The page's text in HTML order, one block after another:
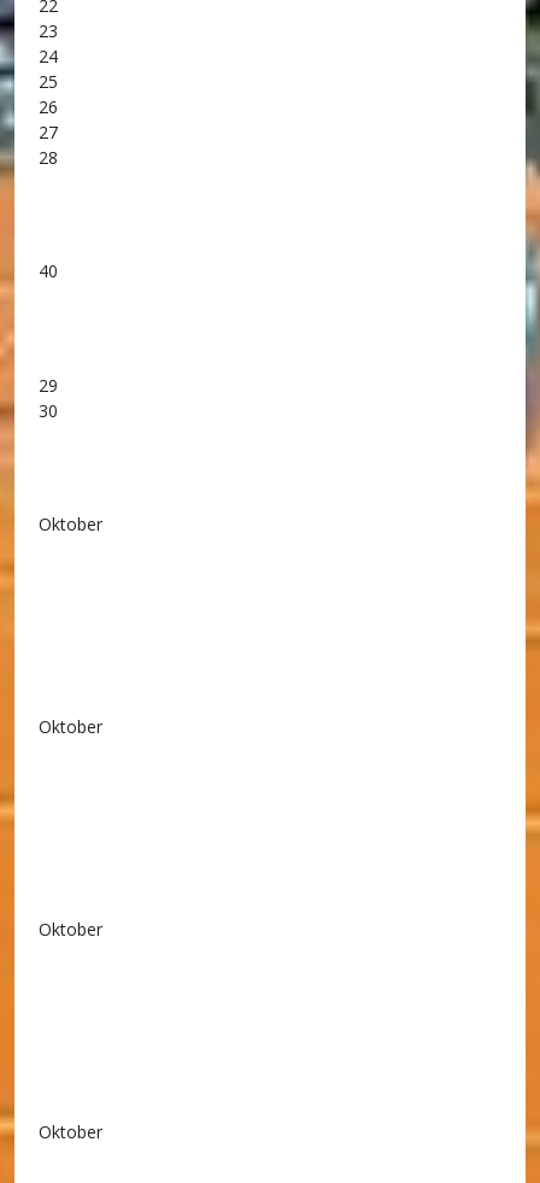
22
23
24
25
26
27
28
40
29
30
Oktober
Oktober
Oktober
Oktober